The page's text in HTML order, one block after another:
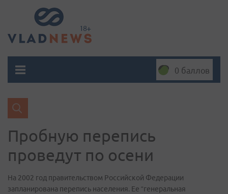
0 баллов
Пробную перепись
проведут по осени
На 2002 год правительством Российской Федерации
запланирована перепись населения. Ее “генеральная